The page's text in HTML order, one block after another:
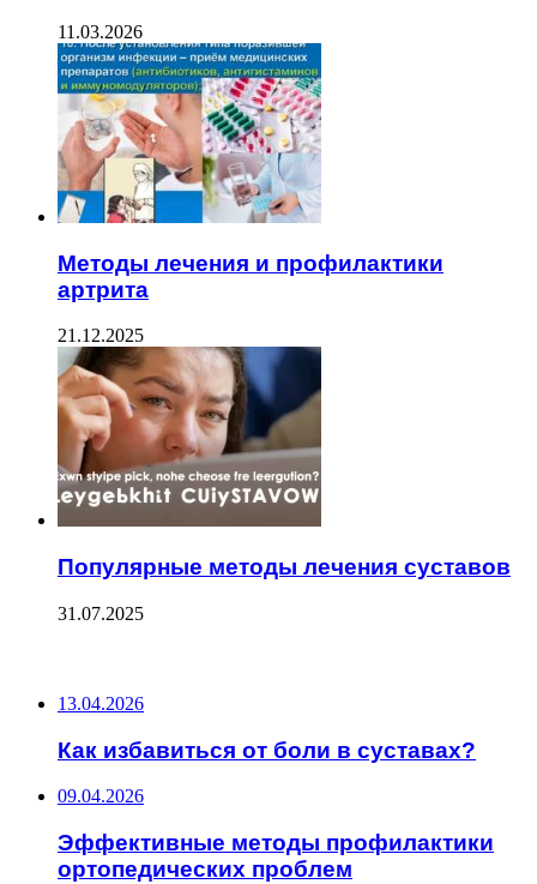
11.03.2026
Методы лечения и профилактики
артрита
21.12.2025
Популярные методы лечения суставов
31.07.2025
13.04.2026
Как избавиться от боли в суставах?
09.04.2026
Эффективные методы профилактики
ортопедических проблем